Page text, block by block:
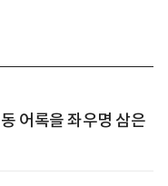
어록을 좌우명 삼은